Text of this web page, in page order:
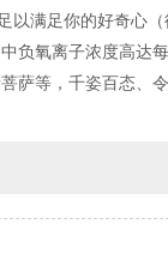
以满足你的好奇心
负氧离子浓度高达
萨等，千姿百态、